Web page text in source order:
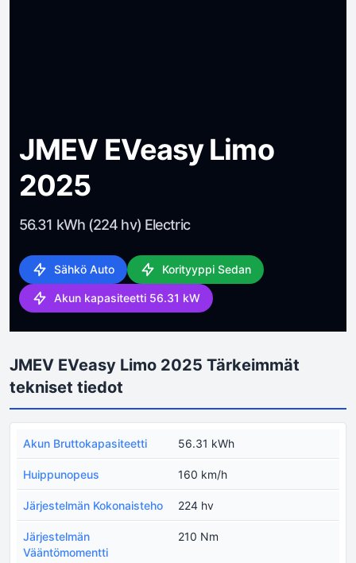
JMEV EVeasy Limo
2025
56.31 kWh (224 hv) Electric
Sähkö Auto Korityyppi Sedan
Akun kapasiteetti 56.31 kW
JMEV EVeasy Limo 2025 Tärkeimmät
tekniset tiedot
Akun Bruttokapasiteetti 56.31 kWh
Huippunopeus 160 km/h
Järjestelmän Kokonaisteho 224 hv
Järjestelmän
Vääntömomentti
210 Nm